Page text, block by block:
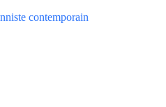
contemporain